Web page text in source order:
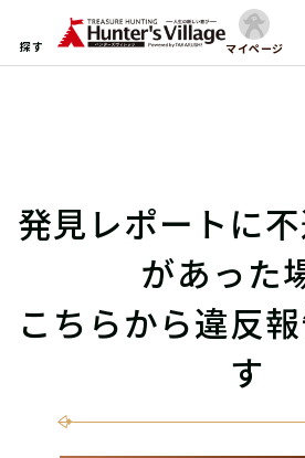
探す マイページ
発見レポートに
があった
こちらから違反
す